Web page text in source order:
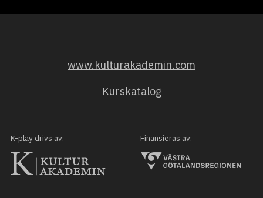
www.kulturakademin.com
Kurskatalog
K-play drivs av: Finansieras av: